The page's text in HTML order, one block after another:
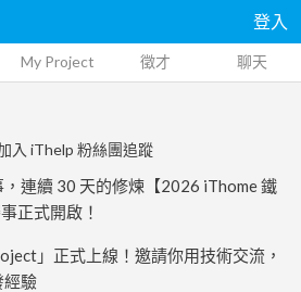
登入
My Project 徵才 聊天
入 iThelp 粉絲團追蹤
連續 30 天的修煉【2026 iThome 鐵
正式開啟！
」正式上線！邀請你用技術交流，
經驗